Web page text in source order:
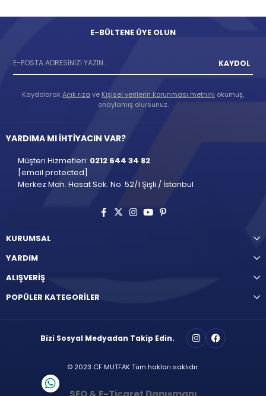
E-BÜLTENE ÜYE OLUN
KAYDOL
KaydolarakAçık rıza ve Kişisel verilerin korunması metnini okumuş,
onaylamış olursunuz.
YARDIMA MI İHTİYACIN VAR?
Müşteri Hizmetleri: 0212 644 34 82
[email protected]
Merkez Mah. Hasat Sok. No: 52/1 Şişli / İstanbul
KURUMSAL
YARDIM
ALIŞVERİŞ
POPÜLER KATEGORİLER
Bizi Sosyal Medyadan Takip Edin.
© 2023 CF MUTFAK Tüm hakları saklıdır.